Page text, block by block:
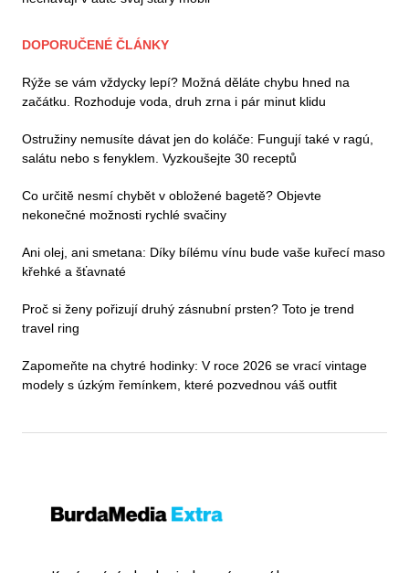
DOPORUČENÉ ČLÁNKY
Rýže se vám vždycky lepí? Možná děláte chybu hned na
začátku. Rozhoduje voda, druh zrna i pár minut klidu
Ostružiny nemusíte dávat jen do koláče: Fungují také v ragú,
salátu nebo s fenyklem. Vyzkoušejte 30 receptů
Co určitě nesmí chybět v obložené bagetě? Objevte
nekonečné možnosti rychlé svačiny
Ani olej, ani smetana: Díky bílému vínu bude vaše kuřecí maso
křehké a šťavnaté
Proč si ženy pořizují druhý zásnubní prsten? Toto je trend
travel ring
Zapomeňte na chytré hodinky: V roce 2026 se vrací vintage
modely s úzkým řemínkem, které pozvednou váš outfit